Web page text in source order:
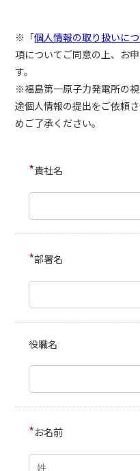
※「個人情報の取り扱いに
項についてご同意の上、お
す。
※福島第一原子力発電所の
途個人情報の提出をご依頼
めご了承ください。
*貴社名
*部署名
役職名
*お名前